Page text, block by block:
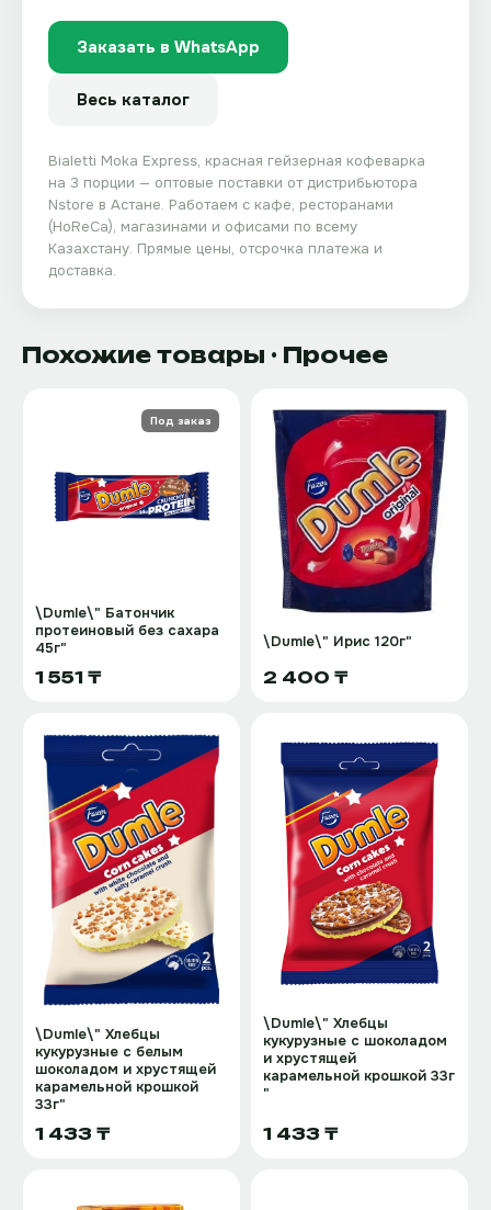
Заказать в WhatsApp
Весь каталог
Bialetti Moka Express, красная гейзерная кофеварка
на 3 порции — оптовые поставки от дистрибьютора
Nstore в Астане. Работаем с кафе, ресторанами
(HoReCa), магазинами и офисами по всему
Казахстану. Прямые цены, отсрочка платежа и
доставка.
Похожие товары · Прочее
Под заказ
\Dumle\" Батончик
протеиновый без сахара
45г"
1 551 ₸
\Dumle\" Ирис 120г"
2 400 ₸
\Dumle\" Хлебцы
кукурузные с белым
шоколадом и хрустящей
карамельной крошкой
33г"
1 433 ₸
\Dumle\" Хлебцы
кукурузные с шоколадом
и хрустящей
карамельной крошкой 33г
"
1 433 ₸